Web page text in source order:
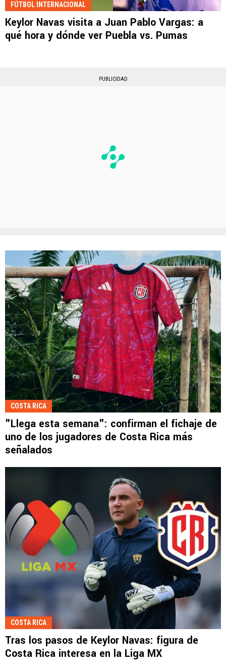
FÚTBOL INTERNACIONAL
Keylor Navas visita a Juan Pablo Vargas: a
qué hora y dónde ver Puebla vs. Pumas
PUBLICIDAD
COSTA RICA
"Llega esta semana": confirman el fichaje de
uno de los jugadores de Costa Rica más
señalados
COSTA RICA
Tras los pasos de Keylor Navas: figura de
Costa Rica interesa en la Liga MX